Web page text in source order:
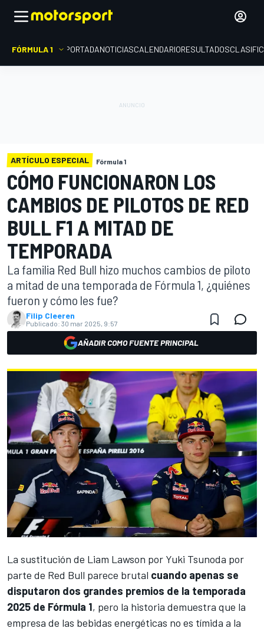
FÓRMULA 1 PORTADANOTICIASCALENDARIORESULTADOS
ARTÍCULO ESPECIAL Fórmula 1
CÓMO FUNCIONARON LOS
CAMBIOS DE PILOTOS DE RED
BULL F1 A MITAD DE
TEMPORADA
La familia Red Bull hizo muchos cambios de piloto
a mitad de una temporada de Fórmula 1, ¿quiénes
fueron y cómo les fue?
Filip Cleeren
Publicado: 30 mar 2025, 9:57
AÑADIR COMO FUENTE PRINCIPAL
La sustitución de Liam Lawson por Yuki Tsunoda por
parte de Red Bull parece brutal cuando apenas se
disputaron dos grandes premios de la temporada
2025 de Fórmula 1, pero la historia demuestra que la
empresa de las bebidas energéticas no es tímida a la